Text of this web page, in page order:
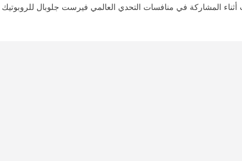
المشاركة في منافسات التحدي العالمي فيرست جلوبال للروبوتيك